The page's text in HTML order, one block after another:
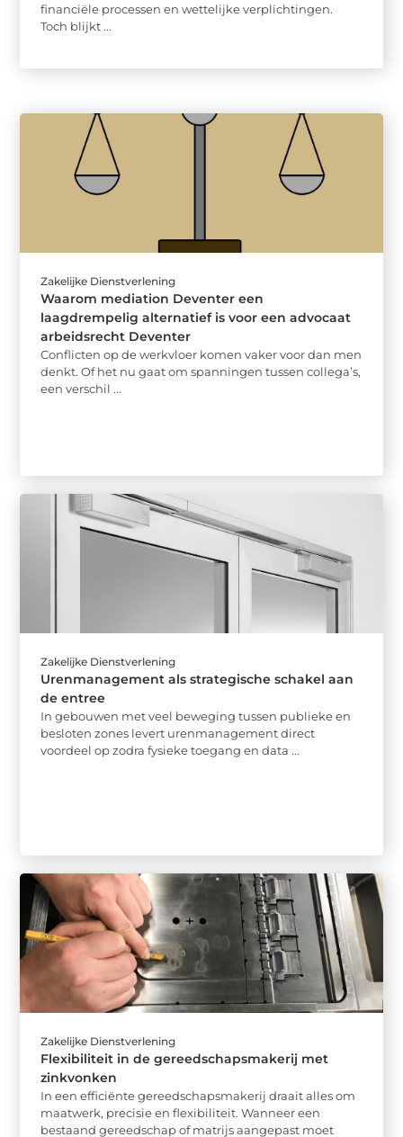
financiële processen en wettelijke verplichtingen.
Toch blijkt ...
Zakelijke Dienstverlening
Waarom mediation Deventer een
laagdrempelig alternatief is voor een advocaat
arbeidsrecht Deventer
Conflicten op de werkvloer komen vaker voor dan men
denkt. Of het nu gaat om spanningen tussen collega’s,
een verschil ...
Zakelijke Dienstverlening
Urenmanagement als strategische schakel aan
de entree
In gebouwen met veel beweging tussen publieke en
besloten zones levert urenmanagement direct
voordeel op zodra fysieke toegang en data ...
Zakelijke Dienstverlening
Flexibiliteit in de gereedschapsmakerij met
zinkvonken
In een efficiënte gereedschapsmakerij draait alles om
maatwerk, precisie en flexibiliteit. Wanneer een
bestaand gereedschap of matrijs aangepast moet